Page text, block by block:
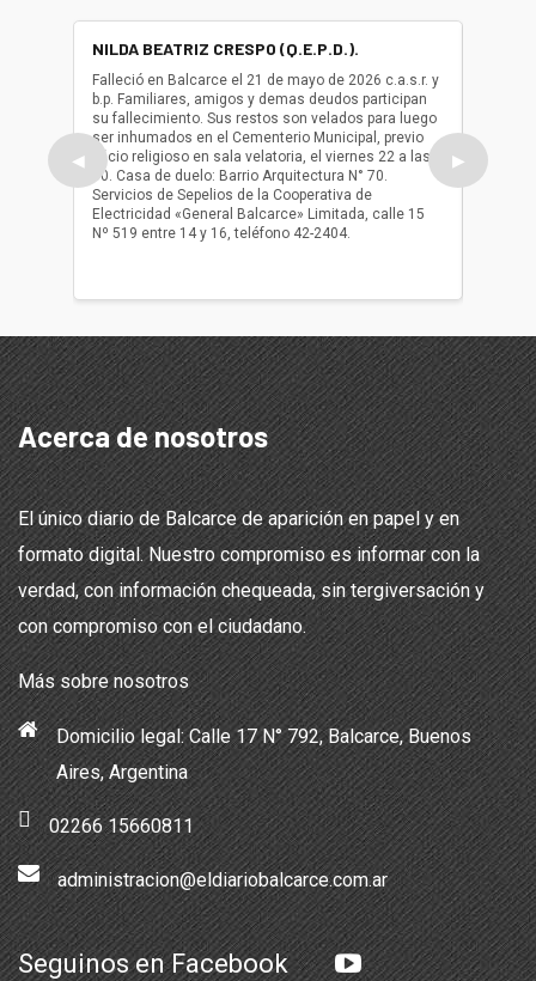
◀
NILDA BEATRIZ CRESPO (Q.E.P.D.).
Falleció en Balcarce el 21 de mayo de 2026 c.a.s.r. y
b.p. Familiares, amigos y demas deudos participan
su fallecimiento. Sus restos son velados para luego
ser inhumados en el Cementerio Municipal, previo
oficio religioso en sala velatoria, el viernes 22 a las
10. Casa de duelo: Barrio Arquitectura N° 70.
Servicios de Sepelios de la Cooperativa de
Electricidad «General Balcarce» Limitada, calle 15
Nº 519 entre 14 y 16, teléfono 42-2404.
ser
oficio
▶
Acerca de nosotros
El único diario de Balcarce de aparición en papel y en
formato digital. Nuestro compromiso es informar con la
verdad, con información chequeada, sin tergiversación y
con compromiso con el ciudadano.
Más sobre nosotros
Domicilio legal: Calle 17 N° 792, Balcarce, Buenos
Aires, Argentina
02266 15660811
administracion@eldiariobalcarce.com.ar
Seguinos en Facebook